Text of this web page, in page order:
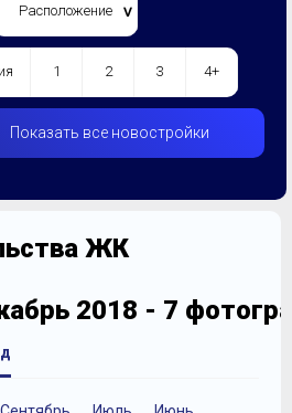
Расположение
1 2 3 4+
Показать все новостройки
ЖК
2018 - 7